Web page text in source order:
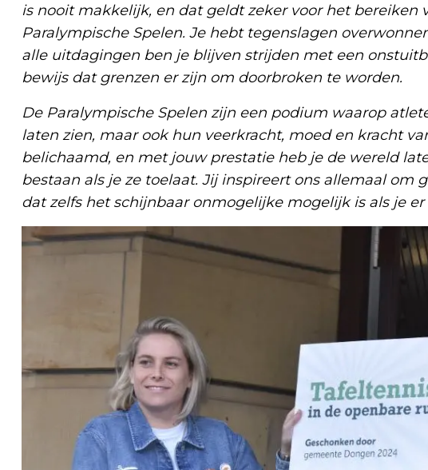
is nooit makkelijk, en dat geldt zeker voor het bereiken
Paralympische Spelen. Je hebt tegenslagen
alle uitdagingen ben je blijven strijden met een
bewijs dat grenzen er zijn om doorbroken te worden.
De Paralympische Spelen zijn een podium waarop
laten zien, maar ook hun veerkracht, moed en kracht
belichaamd, en met jouw prestatie heb je de wereld
bestaan als je ze toelaat. Jij inspireert ons allemaal om
dat zelfs het schijnbaar onmogelijke mogelijk is als je